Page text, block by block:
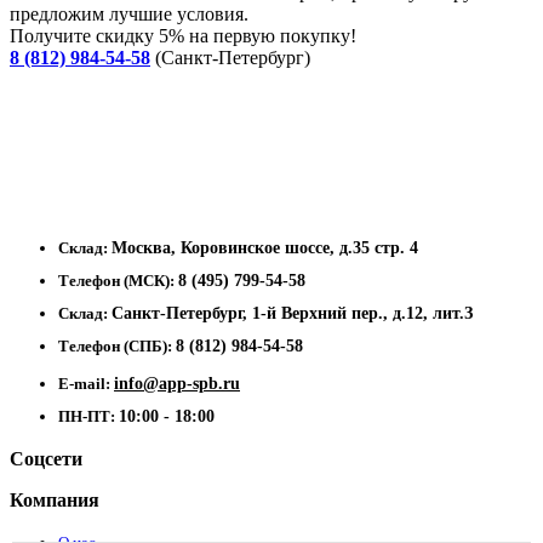
предложим лучшие условия.
Получите скидку 5% на первую покупку!
8 (812) 984-54-58 (Санкт-Петербург)
Склад: Москва, Коровинское шоссе, д.35 стр. 4
Телефон (МСК): 8 (495) 799-54-58
Склад: Санкт-Петербург, 1-й Верхний пер., д.12, лит.З
Телефон (СПБ): 8 (812) 984-54-58
E-mail: info@app-spb.ru
ПН-ПТ: 10:00 - 18:00
Соцсети
Компания